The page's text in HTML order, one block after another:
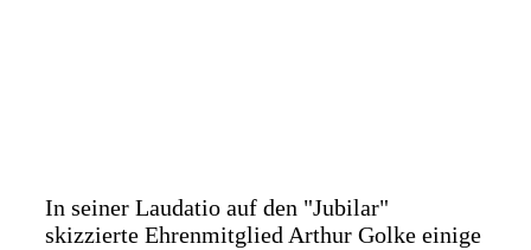
In seiner Laudatio auf den "Jubilar"
skizzierte Ehrenmitglied Arthur Golke einige